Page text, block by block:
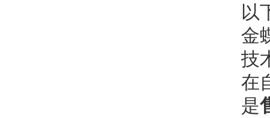
以
金
技
在
是